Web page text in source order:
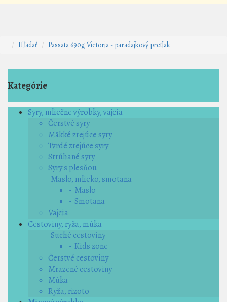
Hľadať Passata 690g Victoria - paradajkový pretlak
Kategórie
Syry, mliečne výrobky, vajcia
Čerstvé syry
Mäkké zrejúce syry
Tvrdé zrejúce syry
Strúhané syry
Syry s plesňou
Maslo, mlieko, smotana
- Maslo
- Smotana
Vajcia
Cestoviny, ryža, múka
Suché cestoviny
- Kids zone
Čerstvé cestoviny
Mrazené cestoviny
Múka
Ryža, rizoto